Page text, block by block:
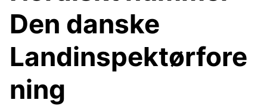
Den danske
Landinspektørfore
ning